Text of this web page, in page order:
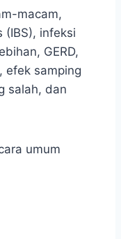
macam,
(IBS), infeksi
GERD,
efek samping
salah, dan
umum